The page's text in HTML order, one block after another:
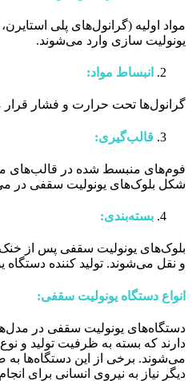
مواد اولیه (گرانول‌های پلی
یونولیت سازی وارد می‌شوند.
انبساط مواد:
گرانول‌ها تحت حرارت و فشار
قالب‌گیری:
فوم‌های منبسط شده در قالب‌های
شکل بلوک‌های یونولیت سقفی در
بسته‌بندی:
بلوک‌های یونولیت سقفی پس از
و نقل می‌شوند. تولید کننده
انواع دستگاه یونولیت سقفی:
دستگاه‌های یونولیت سقفی در
دارند که بسته به ظرفیت تولید و نوع
می‌شوند. برخی از این دستگاه‌ها
دیگر نیاز به نیروی انسانی برای